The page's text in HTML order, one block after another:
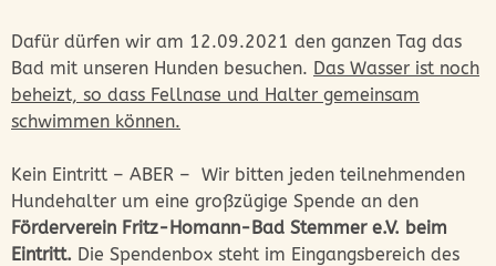
Dafür dürfen wir am 12.09.2021 den ganzen Tag das
Bad mit unseren Hunden besuchen. Das Wasser ist noch
beheizt, so dass Fellnase und Halter gemeinsam
schwimmen können.
Kein Eintritt – ABER – Wir bitten jeden teilnehmenden
Hundehalter um eine großzügige Spende an den
Förderverein Fritz-Homann-Bad Stemmer e.V. beim
Eintritt. Die Spendenbox steht im Eingangsbereich des